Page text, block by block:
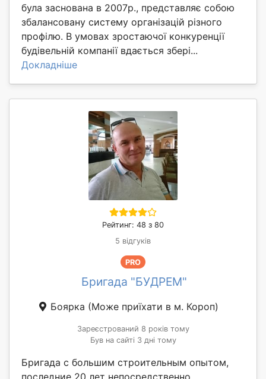
була заснована в 2007р., представляє собою
збалансовану систему організацій різного
профілю. В умовах зростаючої конкуренції
будівельній компанії вдається збері...
Докладніше
Рейтинг: 48 з 80
5 відгуків
PRO
Бригада "БУДРЕМ"
Боярка (Може приїхати в м. Короп)
Зареєстрований 8 років тому
Був на сайті 3 дні тому
Бригада с большим строительным опытом,